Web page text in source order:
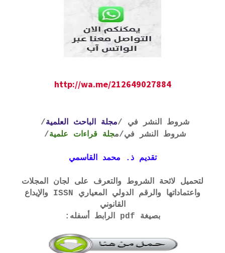
http://wa.me/212649027884
شروط النشر في /مجلة الباحث العلمية/
شروط النشر في/مجلة قراءات علمية/
تقديم ذ. محمد القاسمي
لتحميل لائحة الشروط والتعرف على لجان المجلات
واعتماداتها والرقم الدولي المعياري ISSN والإيداع
القانوني
بصيغة pdf الرابط أسفله: